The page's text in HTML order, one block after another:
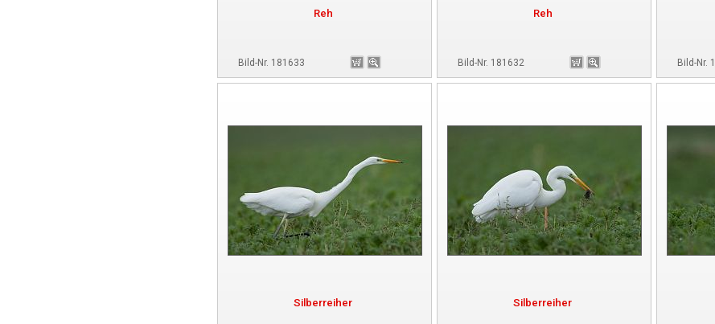
Reh
Bild-Nr. 181633
Reh
Bild-Nr. 181632 Bild-Nr.
Silberreiher Silberreiher